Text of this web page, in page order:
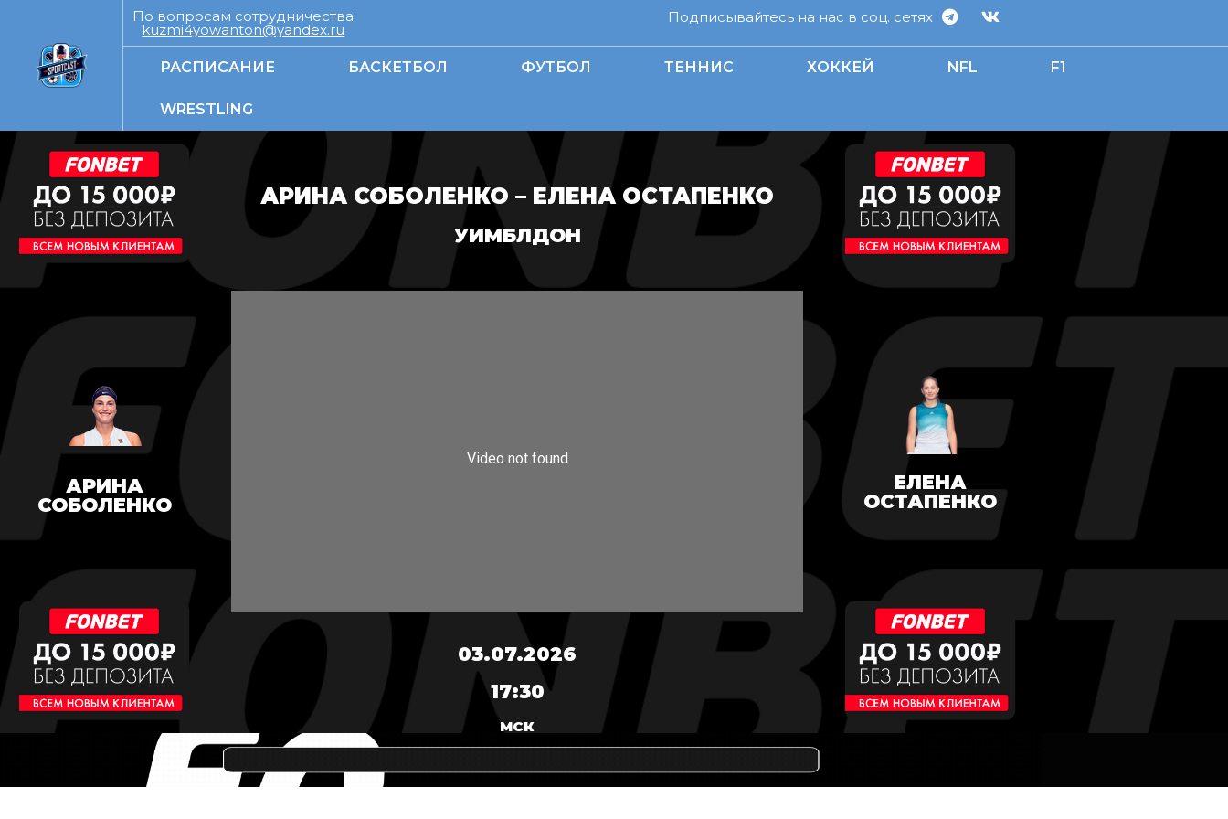
По вопросам сотрудничества:
kuzmi4yowanton@yandex.ru
Подписывайтесь на нас в соц. сетях
РАСПИСАНИЕ БАСКЕТБОЛ ФУТБОЛ ТЕННИС ХОККЕЙ NFL F1
WRESTLING
АРИНА
СОБОЛЕНКО
АРИНА СОБОЛЕНКО – ЕЛЕНА ОСТАПЕНКО
УИМБЛДОН
03.07.2026
17:30
МСК
ЕЛЕНА
ОСТАПЕНКО